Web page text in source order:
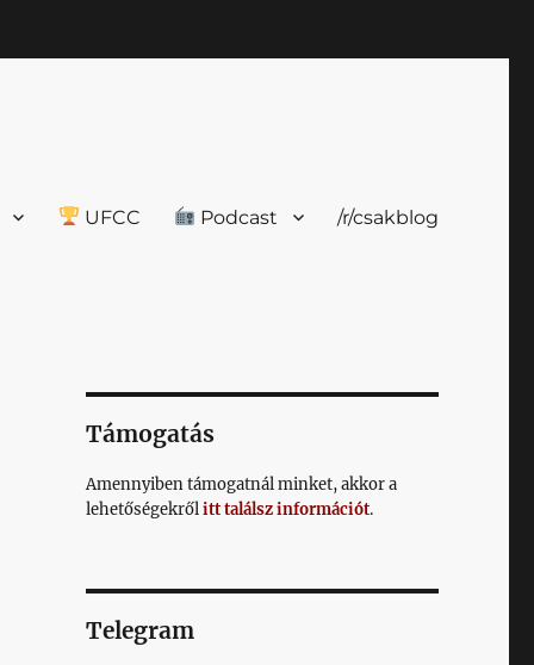
UFCC Podcast /r/csakblog
Támogatás
Amennyiben támogatnál minket, akkor a
lehetőségekrőlitt találsz információt.
Telegram